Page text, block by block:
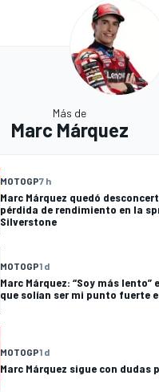
Más de
Marc Márquez
MOTOGP7 h
Marc Márquez quedó
pérdida de rendimiento en la
Silverstone
MOTOGP1 d
Marc Márquez: “Soy más lento”
que solían ser mi punto fuerte
MOTOGP1 d
Marc Márquez sigue con dudas